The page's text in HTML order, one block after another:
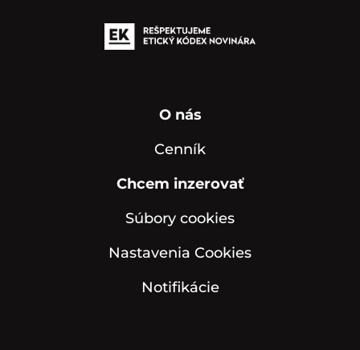
O nás
Cenník
Chcem inzerovať
Súbory cookies
Nastavenia Cookies
Notifikácie